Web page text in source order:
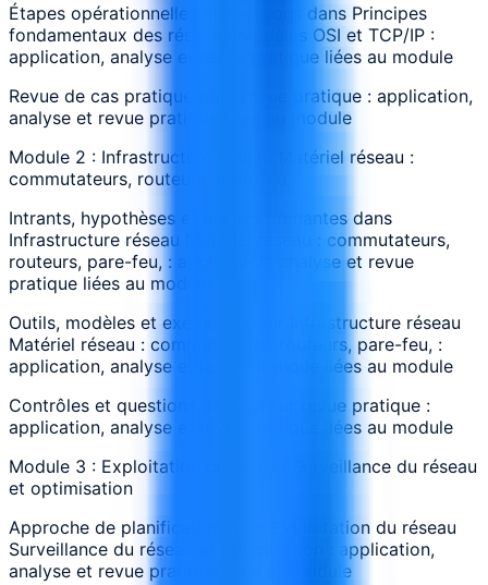
Étapes opérationnelles et décisions dans Principes
fondamentaux des réseaux Modèles OSI et TCP/IP :
application, analyse et revue pratique liées au module
Revue de cas pratique pour revue pratique : application,
analyse et revue pratique liées au module
Module 2 : Infrastructure réseau Matériel réseau :
commutateurs, routeurs, pare-feu,
Intrants, hypothèses et parties prenantes dans
Infrastructure réseau Matériel réseau : commutateurs,
routeurs, pare-feu, : application, analyse et revue
pratique liées au module
Outils, modèles et exemples pour Infrastructure réseau
Matériel réseau : commutateurs, routeurs, pare-feu, :
application, analyse et revue pratique liées au module
Contrôles et questions de suivi sur revue pratique :
application, analyse et revue pratique liées au module
Module 3 : Exploitation du réseau Surveillance du réseau
et optimisation
Approche de planification pour Exploitation du réseau
Surveillance du réseau et optimisation : application,
analyse et revue pratique liées au module